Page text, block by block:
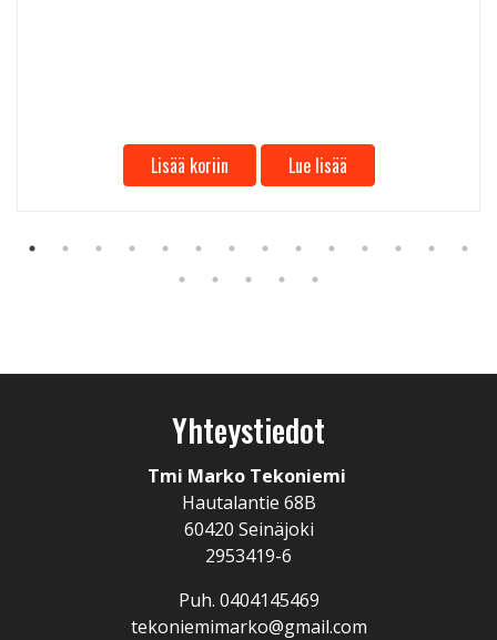
Lisää koriin Lue lisää
Yhteystiedot
Tmi Marko Tekoniemi
Hautalantie 68B
60420 Seinäjoki
2953419-6
Puh. 0404145469
tekoniemimarko@gmail.com